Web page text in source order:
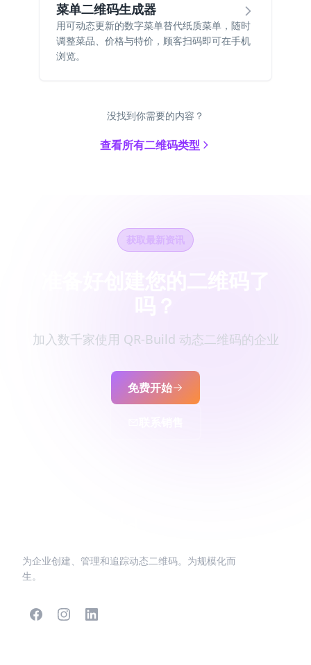
菜单二维码生成器
用可动态更新的数字菜单替代纸质菜单，随时
调整菜品、价格与特价，顾客扫码即可在手机
浏览。
没找到你需要的内容？
查看所有二维码类型
获取最新资讯
加入数千家使用 QR-Build 动态二维码的企业
免费开始
为企业创建、管理和追踪动态二维码。为规模化而
生。